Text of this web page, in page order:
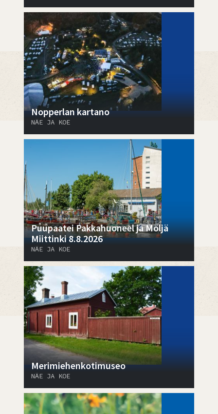
Nopperlan kartano
NÄE JA KOE
Puupaatei Pakkahuoneel ja Möljä
Miittinki 8.8.2026
NÄE JA KOE
Merimiehenkotimuseo
NÄE JA KOE